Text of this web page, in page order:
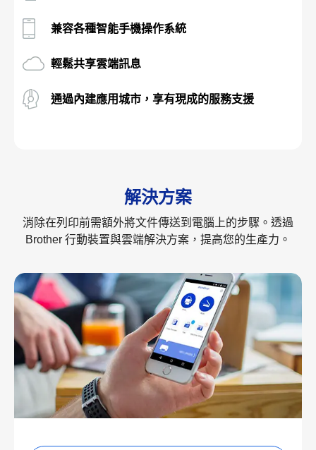
兼容各種智能手機操作系統
輕鬆共享雲端訊息
通過內建應用城市，享有現成的服務支援
解決方案
消除在列印前需額外將文件傳送到電腦上的步驟。透過
Brother 行動裝置與雲端解決方案，提高您的生產力。